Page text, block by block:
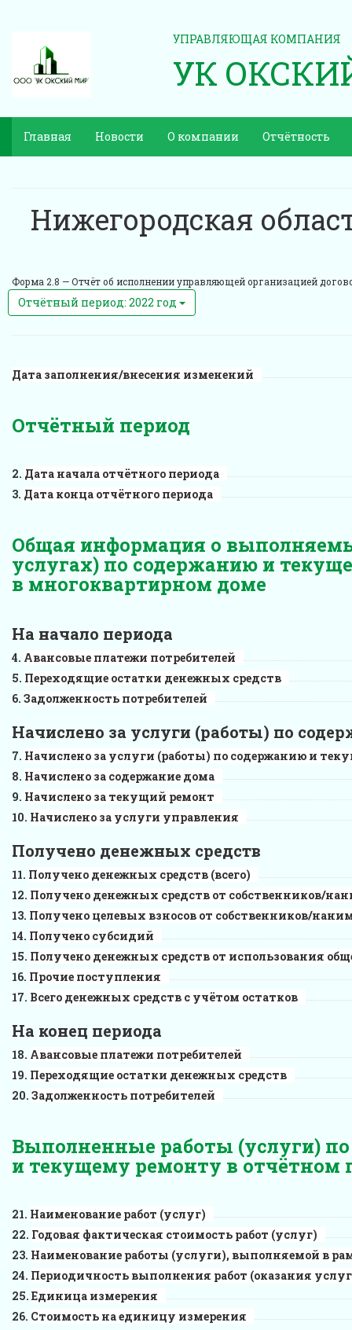
УПРАВЛЯЮЩАЯ КОМПАНИЯ
УК
Главная Новости О компании Отчётность
Нижегородская
Форма 2.8 — Отчёт об исполнении управляющей организацией
Отчётный период: 2022 год
Дата заполнения/внесения изменений
Отчётный период
Дата начала отчётного периода
Дата конца отчётного периода
Общая информация о
услугах) по содержанию и
в многоквартирном доме
На начало периода
Авансовые платежи потребителей
Переходящие остатки денежных средств
Задолженность потребителей
Начислено за услуги (работы) по
Начислено за услуги (работы) по содержанию и
Начислено за содержание дома
Начислено за текущий ремонт
Начислено за услуги управления
Получено денежных средств
Получено денежных средств (всего)
Получено денежных средств от собственников/
Получено целевых взносов от собственников/
Получено субсидий
Получено денежных средств от использования
Прочие поступления
Всего денежных средств с учётом остатков
На конец периода
Авансовые платежи потребителей
Переходящие остатки денежных средств
Задолженность потребителей
Выполненные работы (услуги)
и текущему ремонту в отчётном
Наименование работ (услуг)
Годовая фактическая стоимость работ (услуг)
Наименование работы (услуги), выполняемой в
Периодичность выполнения работ (оказания
Единица измерения
Стоимость на единицу измерения